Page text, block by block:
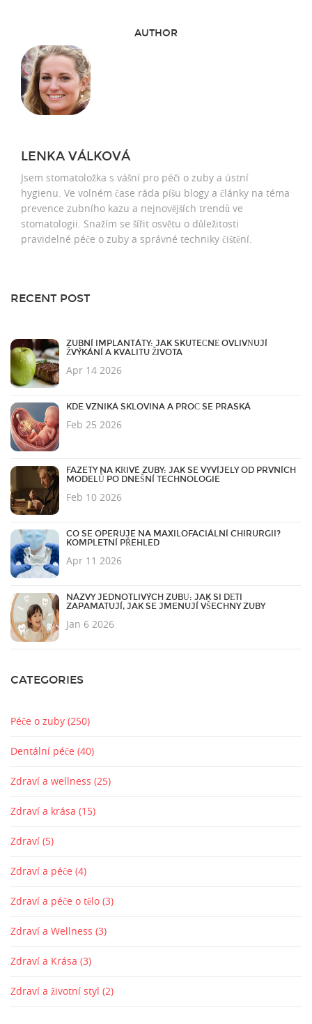
AUTHOR
LENKA VÁLKOVÁ
Jsem stomatoložka s vášní pro péči o zuby a ústní
hygienu. Ve volném čase ráda píšu blogy a články na téma
prevence zubního kazu a nejnovějších trendů ve
stomatologii. Snažím se šířit osvětu o důležitosti
pravidelné péče o zuby a správné techniky čištění.
RECENT POST
ZUBNÍ IMPLANTÁTY: JAK SKUTEČNĚ OVLIVŇUJÍ
ŽVÝKÁNÍ A KVALITU ŽIVOTA
Apr 14 2026
KDE VZNIKÁ SKLOVINA A PROČ SE PRASKÁ
Feb 25 2026
FAZETY NA KŘIVÉ ZUBY: JAK SE VYVÍJELY OD PRVNÍCH
MODELŮ PO DNEŠNÍ TECHNOLOGIE
Feb 10 2026
CO SE OPERUJE NA MAXILOFACIÁLNÍ CHIRURGII?
KOMPLETNÍ PŘEHLED
Apr 11 2026
NÁZVY JEDNOTLIVÝCH ZUBŮ: JAK SI DĚTI
ZAPAMATUJÍ, JAK SE JMENUJÍ VŠECHNY ZUBY
Jan 6 2026
CATEGORIES
Péče o zuby (250)
Dentální péče (40)
Zdraví a wellness (25)
Zdraví a krása (15)
Zdraví (5)
Zdraví a péče (4)
Zdraví a péče o tělo (3)
Zdraví a Wellness (3)
Zdraví a Krása (3)
Zdraví a životní styl (2)